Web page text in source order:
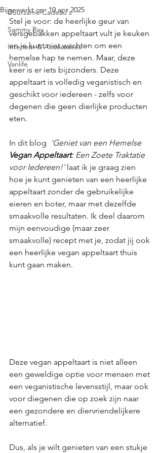
Duurzame Cadeau's
Sammy Ray
Interieur & Accessoires
Vanlife
Bijgewerkt op:10 apr 2025
Stel je voor: de heerlijke geur van
versgebakken appeltaart vult je keuken
en je kunt niet wachten om een
hemelse hap te nemen. Maar, deze
keer is er iets bijzonders. Deze
appeltaart is volledig veganistisch en
geschikt voor iedereen - zelfs voor
degenen die geen dierlijke producten
eten.
In dit blog
'Geniet van een Hemelse
Vegan Appeltaart: Een Zoete Traktatie
voor Iedereen!' laat ik je graag zien
hoe je kunt genieten van een heerlijke
appeltaart zonder de gebruikelijke
eieren en boter, maar met dezelfde
smaakvolle resultaten. Ik deel daarom
mijn eenvoudige (maar zeer
smaakvolle) recept met je, zodat jij ook
een heerlijke vegan appeltaart thuis
kunt gaan maken.
Deze vegan appeltaart is niet alleen
een geweldige optie voor mensen met
een veganistische levensstijl, maar ook
voor diegenen die op zoek zijn naar
een gezondere en diervriendelijkere
alternatief.
Dus, als je wilt genieten van een stukje